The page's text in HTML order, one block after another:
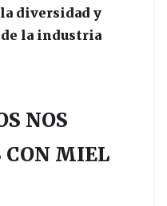
diversidad y
la industria
NOS
CON MIEL